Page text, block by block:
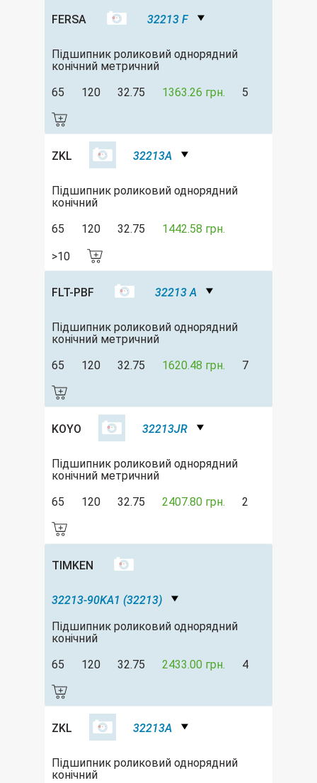
FERSA 32213 F
Підшипник роликовий однорядний
конічний метричний
65
120 32.75 1363.26 грн. 5
ZKL 32213A
Підшипник роликовий однорядний
конічний
65
120 32.75 1442.58 грн.
>10
FLT-PBF 32213 А
Підшипник роликовий однорядний
конічний метричний
65
120 32.75 1620.48 грн. 7
KOYO 32213JR
Підшипник роликовий однорядний
конічний метричний
65
120 32.75 2407.80 грн. 2
TIMKEN
32213-90KA1 (32213)
Підшипник роликовий однорядний
конічний
65
120 32.75 2433.00 грн. 4
ZKL 32213A
Підшипник роликовий однорядний
конічний